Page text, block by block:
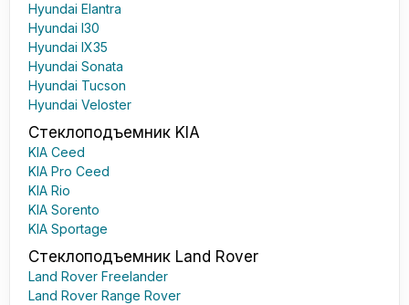
Hyundai Elantra
Hyundai I30
Hyundai IX35
Hyundai Sonata
Hyundai Tucson
Hyundai Veloster
Стеклоподъемник KIA
KIA Ceed
KIA Pro Ceed
KIA Rio
KIA Sorento
KIA Sportage
Стеклоподъемник Land Rover
Land Rover Freelander
Land Rover Range Rover